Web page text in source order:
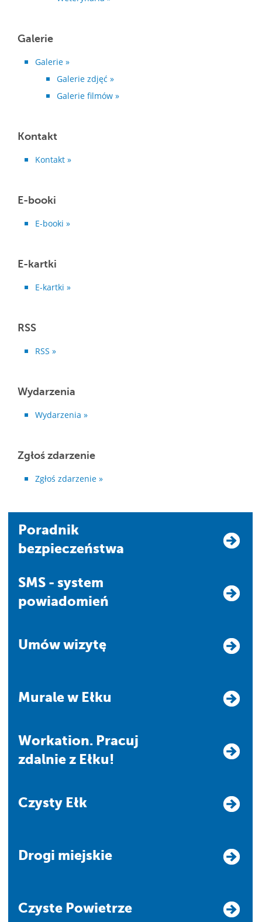
Galerie
Galerie »
Galerie zdjęć »
Galerie filmów »
Kontakt
Kontakt »
E-booki
E-booki »
E-kartki
E-kartki »
RSS
RSS »
Wydarzenia
Wydarzenia »
Zgłoś zdarzenie
Zgłoś zdarzenie »
Poradnik
bezpieczeństwa
SMS - system
powiadomień
Umów wizytę
Murale w Ełku
Workation. Pracuj
zdalnie z Ełku!
Czysty Ełk
Drogi miejskie
Czyste Powietrze